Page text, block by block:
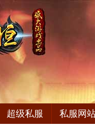
超级私服 私服网